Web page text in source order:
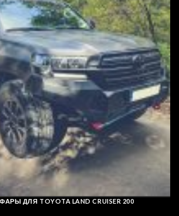
ДЛЯ TOYOTA LAND CRUISER 200